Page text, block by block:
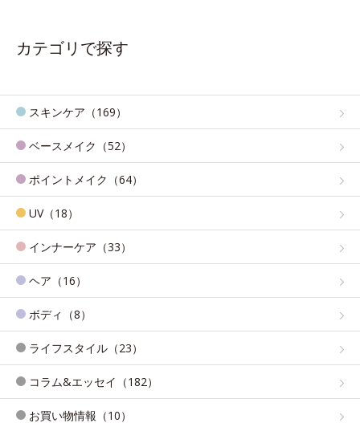
カテゴリで探す
スキンケア（169）
ベースメイク（52）
ポイントメイク（64）
UV（18）
インナーケア（33）
ヘア（16）
ボディ（8）
ライフスタイル（23）
コラム&エッセイ（182）
お買い物情報（10）